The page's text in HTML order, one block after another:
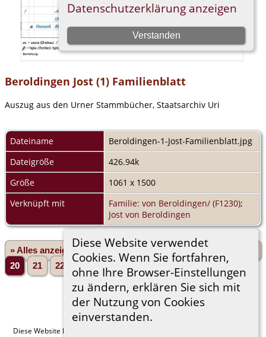
Diese Website verwendet
Cookies. Wenn Sie fortfahren,
ohne Ihre Browser-Einstellungen
zu ändern, erklären Sie sich mit
der Nutzung von Cookies
einverstanden.
Beroldingen Jost (1) Familienblatt
Auszug aus den Urner Stammbücher, Staatsarchiv Uri
Dateiname
Beroldingen-1-Jost-Familienblatt.jpg
Dateigröße
426.94k
Größe
1061 x 1500
Verknüpft mit
Familie: von Beroldingen/ (F1230);
Jost von Beroldingen
» Alles anzeigen
20
21 22 23 24
Diese Website läuft mit